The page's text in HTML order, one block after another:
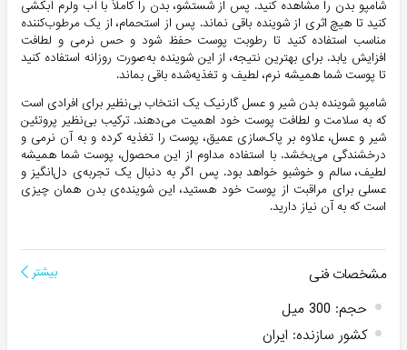
شامپو بدن را مشاهده کنید. پس از شستشو، بدن را کاملاً با آب ولرم آبکشی
کنید تا هیچ اثری از شوینده باقی نماند. پس از استحمام، از یک مرطوب‌کننده
مناسب استفاده کنید تا رطوبت پوست حفظ شود و حس نرمی و لطافت
افزایش یابد. برای بهترین نتیجه، از این شوینده به‌صورت روزانه استفاده کنید
تا پوست شما همیشه نرم، لطیف و تغذیه‌شده باقی بماند.
شامپو شوینده بدن شیر و عسل گارنیک یک انتخاب بی‌نظیر برای افرادی است
که به سلامت و لطافت پوست خود اهمیت می‌دهند. ترکیب بی‌نظیر پروتئین
شیر و عسل، علاوه بر پاک‌سازی عمیق، پوست را تغذیه کرده و به آن نرمی و
درخشندگی می‌بخشد. با استفاده مداوم از این محصول، پوست شما همیشه
لطیف، سالم و خوشبو خواهد بود. پس اگر به دنبال یک تجربه‌ی دل‌انگیز و
عسلی برای مراقبت از پوست خود هستید، این شوینده‌ی بدن همان چیزی
است که به آن نیاز دارید.
مشخصات فنی بیشتر
حجم: 300 میل
کشور سازنده: ایران